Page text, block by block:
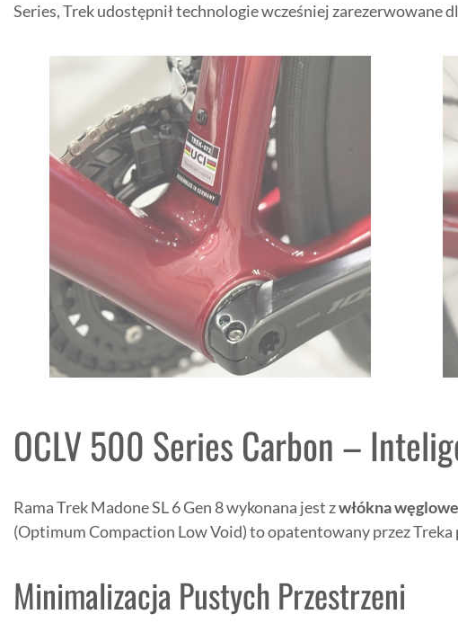
Series, Trek udostępnił technologie wcześniej zarezerwowane
OCLV 500 Series Carbon –
Rama Trek Madone SL 6 Gen 8 wykonana jest zwłókna
(Optimum Compaction Low Void) to opatentowany przez
Minimalizacja Pustych Przestrzeni